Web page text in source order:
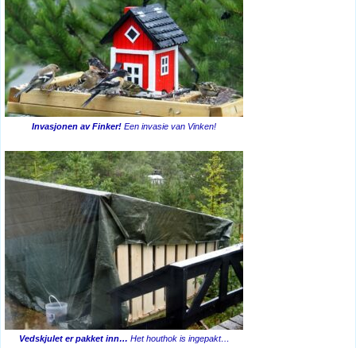
Invasjonen av Finker! Een invasie van Vinken!
Vedskjulet er pakket inn… Het houthok is ingepakt…